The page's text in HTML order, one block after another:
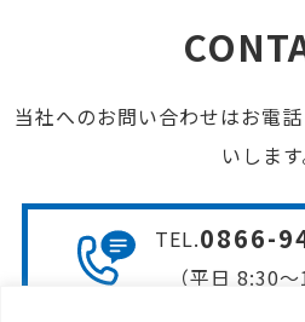
当社へのお問い合わせはお電
いします
TEL.0866-
（平日 8:30〜